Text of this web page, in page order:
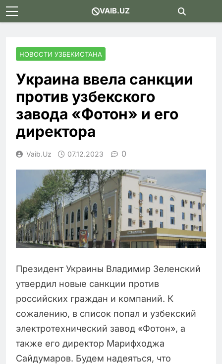
Skip
to
VAIB.UZ
НОВОСТИ УЗБЕКИСТАНА
Украина ввела санкции
против узбекского
завода «Фотон» и его
директора
Vaib.uz 07.12.2023 0
Президент Украины Владимир Зеленский
утвердил новые санкции против
российских граждан и компаний. К
сожалению, в список попал и узбекский
электротехнический завод «Фотон», а
также его директор Марифходжа
Сайдумаров. Будем надеяться, что